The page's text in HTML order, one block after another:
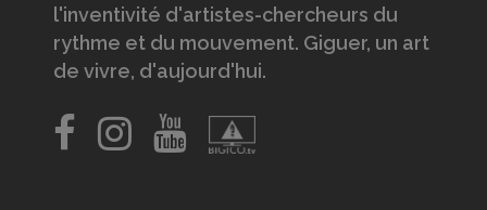
l'inventivité d'artistes-chercheurs du
rythme et du mouvement. Giguer, un art
de vivre, d'aujourd'hui.